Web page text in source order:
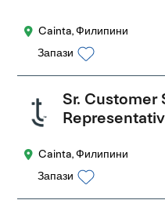
Cainta, Филипини
Запази
Sr. Customer
Cainta, Филипини
Запази